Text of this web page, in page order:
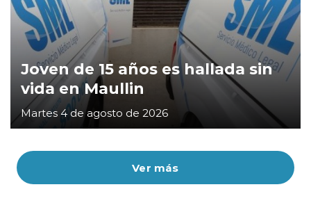
Ver más
Joven de 15 años es hallada sin
vida en Maullin
Martes 4 de agosto de 2026